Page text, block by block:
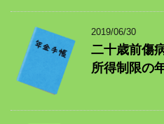
2019/06/30
二十歳前傷
所得制限の